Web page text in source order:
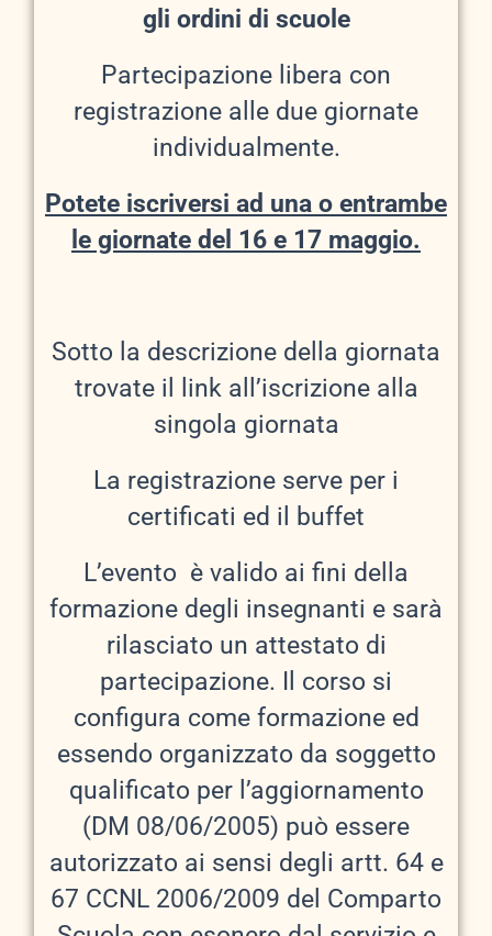
gli ordini di scuole
Partecipazione libera con
registrazione alle due giornate
individualmente.
Potete iscriversi ad una o entrambe
le giornate del 16 e 17 maggio.
Sotto la descrizione della giornata
trovate il link all’iscrizione alla
singola giornata
La registrazione serve per i
certificati ed il buffet
L’evento è valido ai fini della
formazione degli insegnanti e sarà
rilasciato un attestato di
partecipazione. Il corso si
configura come formazione ed
essendo organizzato da soggetto
qualificato per l’aggiornamento
(DM 08/06/2005) può essere
autorizzato ai sensi degli artt. 64 e
67 CCNL 2006/2009 del Comparto